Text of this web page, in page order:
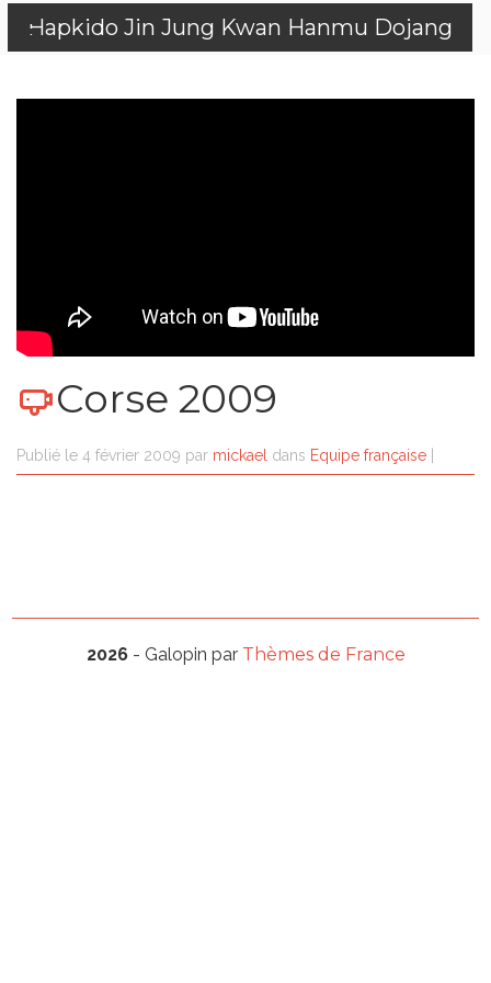
Hapkido Jin Jung Kwan Hanmu Dojang
Corse 2009
Publié le 4 février 2009 par mickael dans Equipe française
2026- Galopin par Thèmes de France